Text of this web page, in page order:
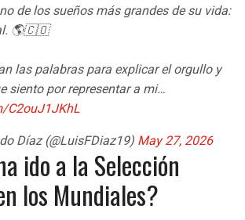
de los sueños más grandes de su vida:
🌎🇨🇴
las palabras para explicar el orgullo y
siento por representar a mi…
C2ouJ1JKhL
Díaz (@LuisFDiaz19) May 27, 2026
ido a la Selección
los Mundiales?